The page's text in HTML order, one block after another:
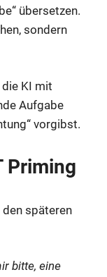
übersetzen.
sondern
KI mit
Aufgabe
vorgibst.
Priming
späteren
bitte, eine